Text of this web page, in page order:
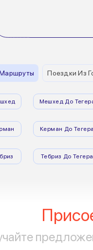
Поездки Из
Мешхед До
Керман До
Тебриз До